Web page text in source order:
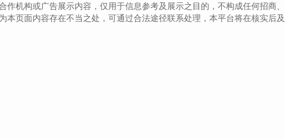
机构或广告展示内容，仅用于信息参考及展示之目的，不构成任何招商、
页面内容存在不当之处，可通过合法途径联系处理，本平台将在核实后及